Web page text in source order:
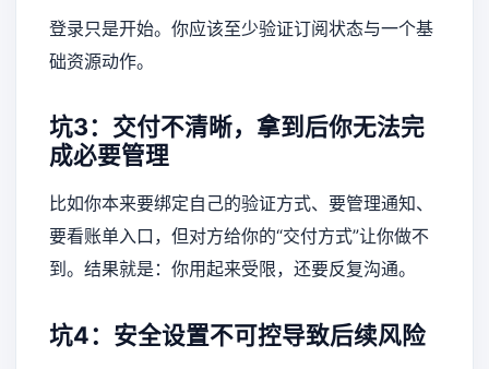
登录只是开始。你应该至少验证订阅状态与一个基
础资源动作。
坑3：交付不清晰，拿到后你无法完
成必要管理
比如你本来要绑定自己的验证方式、要管理通知、
要看账单入口，但对方给你的“交付方式”让你做不
到。结果就是：你用起来受限，还要反复沟通。
坑4：安全设置不可控导致后续风险